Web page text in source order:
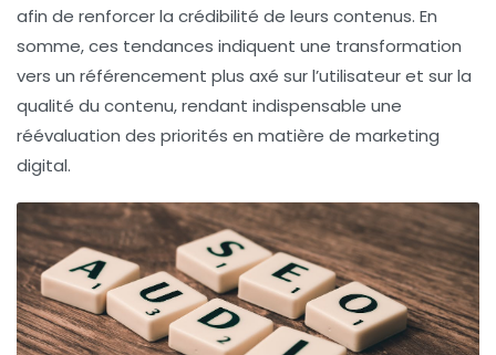
afin de renforcer la crédibilité de leurs contenus. En
somme, ces tendances indiquent une transformation
vers un référencement plus axé sur l’utilisateur et sur la
qualité du contenu, rendant indispensable une
réévaluation des priorités en matière de marketing
digital.